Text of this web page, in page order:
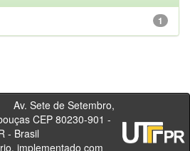
1
de Setembro,
CEP 80230-901 -
- PR - Brasil
implementado com